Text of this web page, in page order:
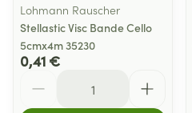
Lohmann Rauscher
Stellastic Visc Bande Cello
5cmx4m 35230
0,41 €